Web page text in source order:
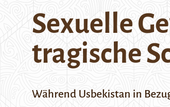
Sexuelle
tragische
Während Usbekistan in